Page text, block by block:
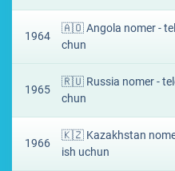
1964
🇦🇴 Angola nomer -
chun
1965
🇷🇺 Russia nomer -
chun
1966
🇰🇿 Kazakhstan
ish uchun